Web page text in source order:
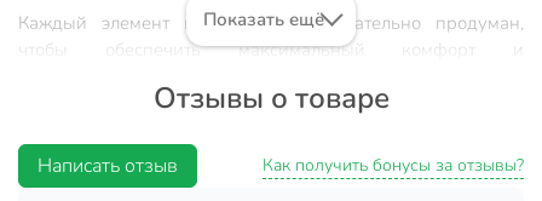
Каждый элемент комплекта был тщательно продуман,
чтобы обеспечить максимальный комфорт и
свежем воздухе, а большой стол с прочной столешницей
встреч с друзьями.
Показать ещё
Отзывы о товаре
Написать отзыв Как получить бонусы за отзывы?